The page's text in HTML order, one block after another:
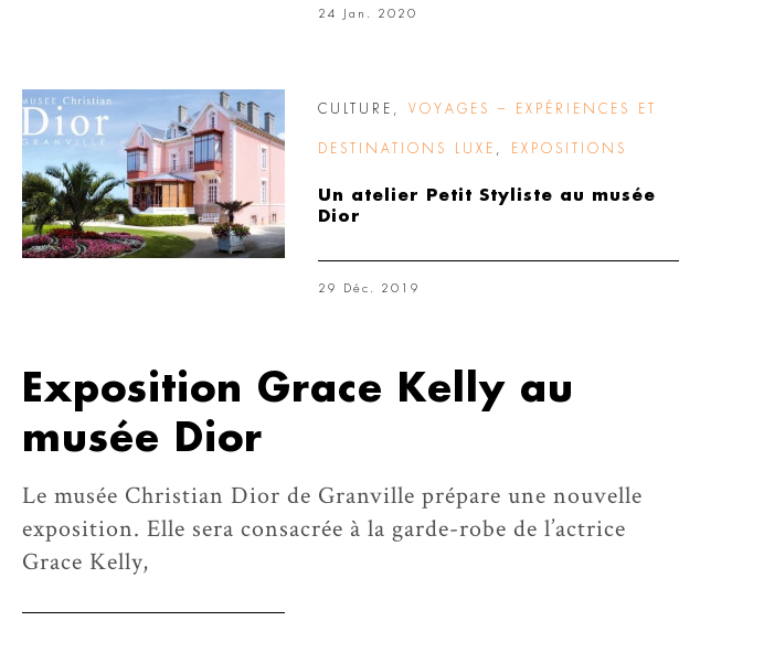
24 Jan. 2020
CULTURE VOYAGES – EXPÉRIENCES ET
DESTINATIONS LUXE EXPOSITIONS
Un atelier Petit Styliste au musée
Dior
29 Déc. 2019
Exposition Grace Kelly au
musée Dior
Le musée Christian Dior de Granville prépare une nouvelle
exposition. Elle sera consacrée à la garde-robe de l’actrice
Grace Kelly,